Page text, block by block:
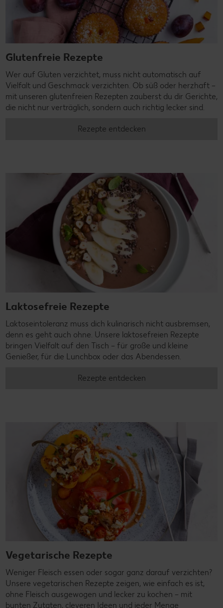
Glutenfreie Rezepte
Wer auf Gluten verzichtet, muss nicht automatisch auf
Vielfalt und Geschmack verzichten. Ob süß oder herzhaft –
mit unseren glutenfreien Rezepten zauberst du dir Gerichte,
die nicht nur verträglich, sondern auch richtig lecker sind.
Rezepte entdecken
Laktosefreie Rezepte
Laktoseintoleranz muss dich kulinarisch nicht ausbremsen,
denn es geht auch ohne. Unsere laktosefreien Rezepte
bringen Vielfalt auf den Tisch – für große und kleine
Genießer, für die Lunchbox oder das Abendessen.
Rezepte entdecken
Vegetarische Rezepte
Weniger Fleisch essen oder sogar ganz darauf verzichten?
Unsere vegetarischen Rezepte zeigen, wie einfach es ist,
ohne Fleisch ausgewogen und lecker zu kochen – mit
bunten Zutaten, cleveren Ideen und jeder Menge